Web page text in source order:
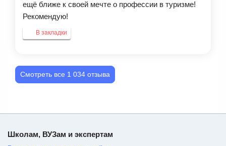
ещё ближе к своей мечте о профессии в туризме!
Рекомендую!
В закладки
Смотреть все 1 034 отзыва
Школам, ВУЗам и экспертам